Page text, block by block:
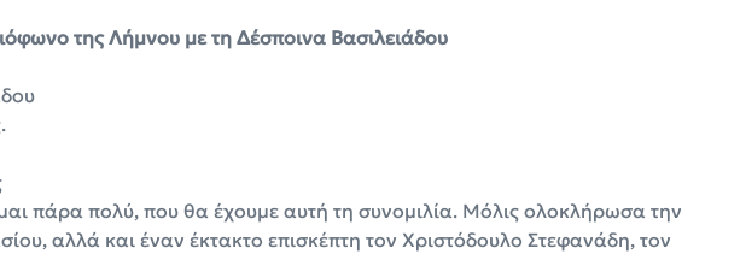
της Λήμνου με τη Δέσποινα Βασιλειάδου
πάρα πολύ, που θα έχουμε αυτή τη συνομιλία. Μόλις ολοκλήρωσα την
αλλά και έναν έκτακτο επισκέπτη τον Χριστόδουλο Στεφανάδη, τον